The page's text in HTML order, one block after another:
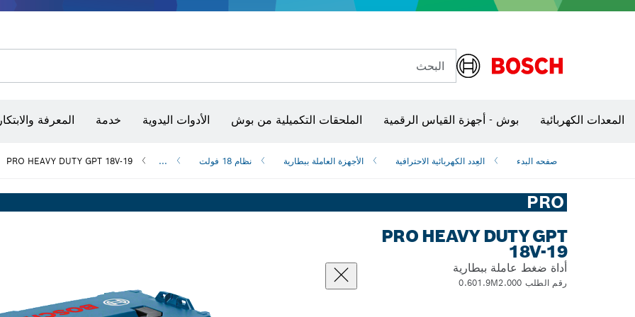
البحث
المعدات الكهربائية بوش - أجهزة القياس الرقمية الملحقات التكميلية من بوش الأدوات اليدوية خدمة المعرفة والابتكار
صفحه البدء العِدد الكهربائية الاحترافية الأجهزة العاملة ببطارية نظام 18 فولت ...
PRO HEAVY DUTY GPT 18V-19
PRO
PRO HEAVY DUTY GPT
18V-19
أداة ضغط عاملة ببطارية
رقم الطلب 0.601.9M2.000